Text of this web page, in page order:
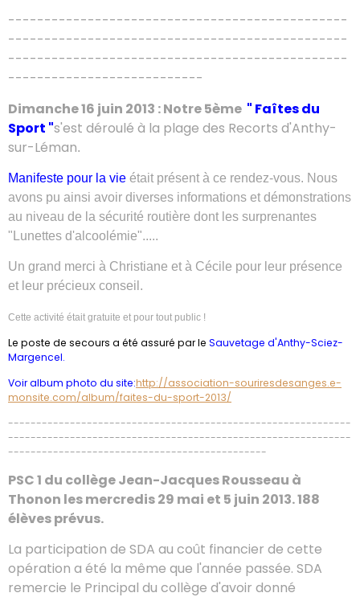
-----------------------------------------------
-----------------------------------------------
-----------------------------------------------
---------------------------
Dimanche 16 juin 2013 :Notre 5ème " Faîtes du
Sport "s'est déroulé à la plage des Recorts d'Anthy-
sur-Léman.
Manifeste pour la vie était présent à ce rendez-vous. Nous
avons pu ainsi avoir diverses informations et démonstrations
au niveau de la sécurité routière dont les surprenantes
"Lunettes d'alcoolémie".....
Un grand merci à Christiane et à Cécile pour leur présence
et leur précieux conseil.
Cette activité était gratuite et pour tout public !
Le poste de secours a été assuré par le Sauvetage d'Anthy-Sciez-
Margencel.
Voir album photo du site:http://association-souriresdesanges.e-
monsite.com/album/faites-du-sport-2013/
-------------------------------------------------------------
-------------------------------------------------------------
----------------------------------------------
PSC 1 du collège Jean-Jacques Rousseau à
Thonon les mercredis 29 mai et 5 juin 2013. 188
élèves prévus.
La participation de SDA au coût financier de cette
opération a été la même que l'année passée. SDA
remercie le Principal du collège d'avoir donné